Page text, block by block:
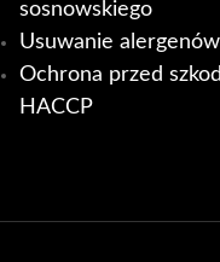
sosnowskiego
Usuwanie alergenów
Ochrona przed
HACCP